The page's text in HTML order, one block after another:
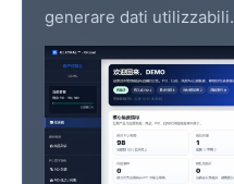
generare dati utilizzabili.